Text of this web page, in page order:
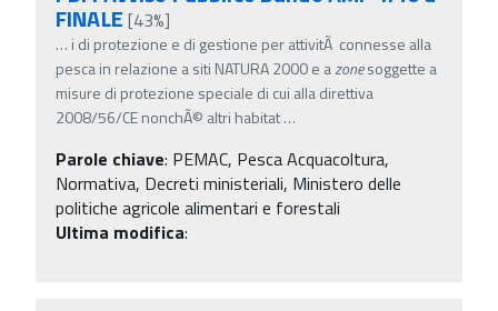
FINALE [43%]
… i di protezione e di gestione per attivitÃ connesse alla
pesca in relazione a siti NATURA 2000 e azonesoggette a
misure di protezione speciale di cui alla direttiva
2008/56/CE nonchÃ© altri habitat…
Parole chiave: PEMAC, Pesca Acquacoltura,
Normativa, Decreti ministeriali, Ministero delle
politiche agricole alimentari e forestali
Ultima modifica: